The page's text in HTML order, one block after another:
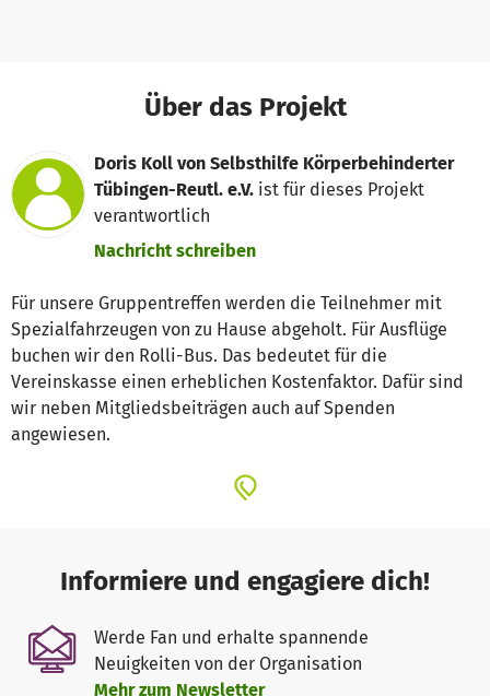
Über das Projekt
Doris Koll von Selbsthilfe Körperbehinderter
Tübingen-Reutl. e.V. ist für dieses Projekt
verantwortlich
Nachricht schreiben
Für unsere Gruppentreffen werden die Teilnehmer mit
Spezialfahrzeugen von zu Hause abgeholt. Für Ausflüge
buchen wir den Rolli-Bus. Das bedeutet für die
Vereinskasse einen erheblichen Kostenfaktor. Dafür sind
wir neben Mitgliedsbeiträgen auch auf Spenden
angewiesen.
Informiere und engagiere dich!
Werde Fan und erhalte spannende
Neuigkeiten von der Organisation
Mehr zum Newsletter